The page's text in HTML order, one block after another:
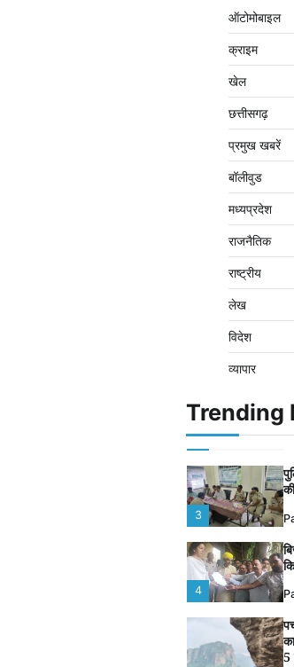
ऑटोमोबाइल
क्राइम
खेल
छत्तीसगढ़
प्रमुख खबरें
बॉलीवुड
मध्यप्रदेश
राजनैतिक
राष्ट्रीय
लेख
विदेश
व्यापार
Trending
5
2
3
4
5